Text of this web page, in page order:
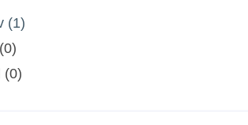
(1)
(0)